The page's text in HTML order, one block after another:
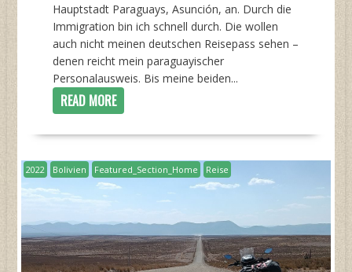
Hauptstadt Paraguays, Asunción, an. Durch die
Immigration bin ich schnell durch. Die wollen
auch nicht meinen deutschen Reisepass sehen –
denen reicht mein paraguayischer
Personalausweis. Bis meine beiden...
READ MORE
2022 Bolivien Featured_Section_Home Reise